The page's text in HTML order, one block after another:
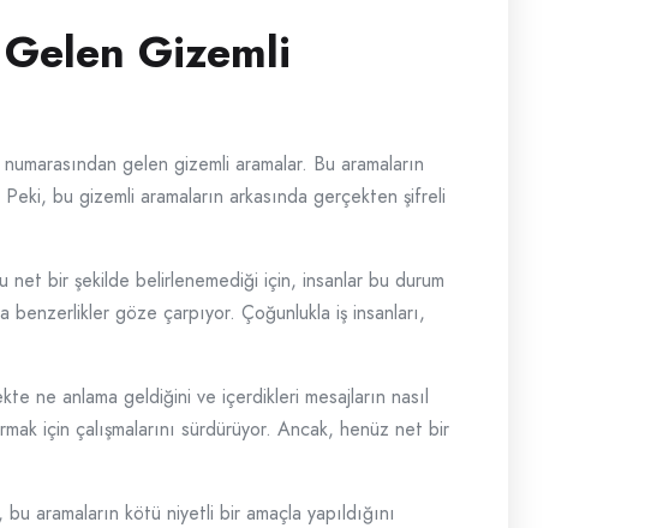
Gizemli
gelen gizemli aramalar. Bu aramaların
bu gizemli aramaların arkasında gerçekten şifreli
net bir şekilde belirlenemediği için, insanlar bu durum
benzerlikler göze çarpıyor. Çoğunlukla iş insanları,
ne anlama geldiğini ve içerdikleri mesajların nasıl
için çalışmalarını sürdürüyor. Ancak, henüz net bir
aramaların kötü niyetli bir amaçla yapıldığını